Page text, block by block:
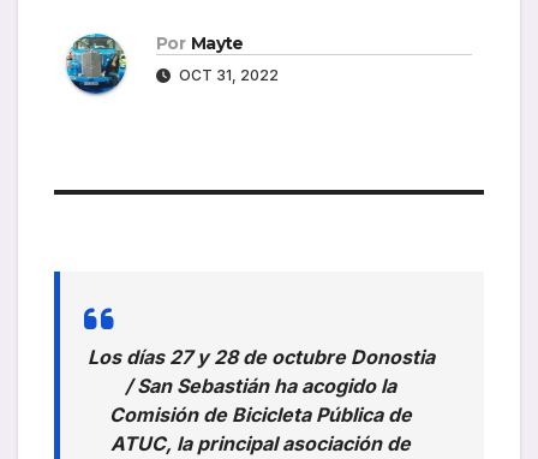
Por Mayte
OCT 31, 2022
Los días 27 y 28 de octubre Donostia
/ San Sebastián ha acogido la
Comisión de Bicicleta Pública de
ATUC, la principal asociación de